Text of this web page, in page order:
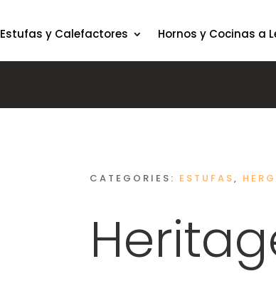
Estufas y Calefactores Hornos y Cocinas a
CATEGORIES: ESTUFAS,